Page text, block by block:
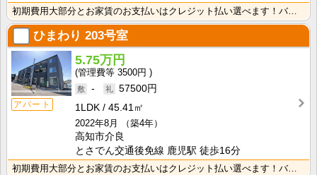
初期費用大部分とお家賃のお支払いはクレジット払い選べます！バス・トイレ別なので、ゆったり湯船に浸かれ･･･
ひまわり 203号室
アパート
5.75万円
3500円
-
57500円
1LDK
45.41㎡
2022年8月
（築4年）
高知市介良
とさでん交通後免線 鹿児駅 徒歩16分
初期費用大部分とお家賃のお支払いはクレジット払い選べます！バス・トイレ別なので、ゆったり湯船に浸かれ･･･